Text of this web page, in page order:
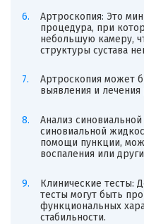
Артроскопия: Это
процедура, при
небольшую камеру,
структуры сустава
Артроскопия может
выявления и лечения
Анализ
синовиальной
помощи пункции,
воспаления или
Клинические тесты:
тесты могут быть
функциональных
стабильности.